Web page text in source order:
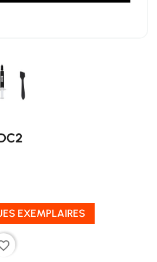
EXEMPLAIRES